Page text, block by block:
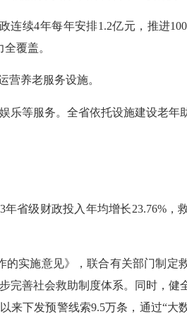
续4年每年安排1.2亿元，推进
力全覆盖。
运营养老服务设施。
等服务。全省依托设施建设老年助
级财政投入年均增长23.76%，
实施意见》，联合有关部门制定
善社会救助制度体系。同时，健
来下发预警线索9.5万条，通过“大